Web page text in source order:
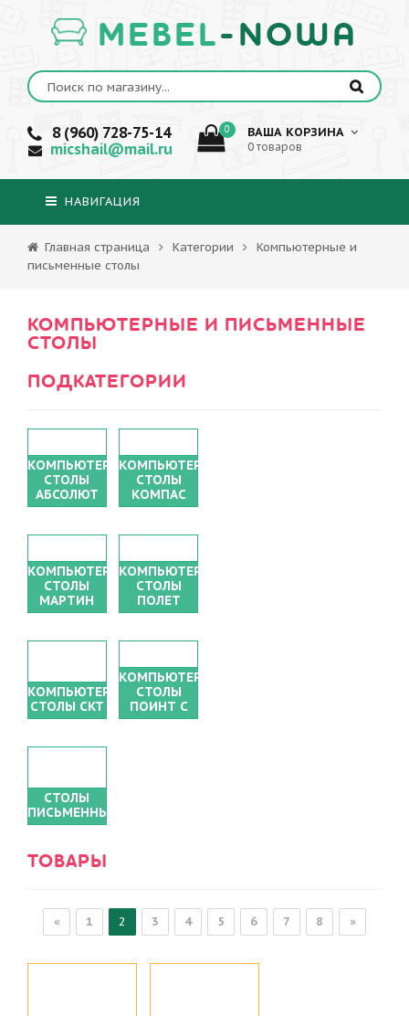
MEBEL-NOWA
8 (960) 728-75-14
micshail@mail.ru
0 ВАША КОРЗИНА
0 товаров
НАВИГАЦИЯ
Главная страница Категории
Компьютерные и
письменные столы
КОМПЬЮТЕРНЫЕ И ПИСЬМЕННЫЕ
СТОЛЫ
ПОДКАТЕГОРИИ
КОМПЬЮТЕРНЫЕ
СТОЛЫ
АБСОЛЮТ
КОМПЬЮТЕРНЫЕ
СТОЛЫ
КОМПАС
КОМПЬЮТЕРНЫЕ
СТОЛЫ
МАРТИН
КОМПЬЮТЕРНЫЕ
СТОЛЫ
ПОЛЕТ
КОМПЬЮТЕРНЫЕ
СТОЛЫ СКТ
КОМПЬЮТЕРНЫЕ
СТОЛЫ
ПОИНТ С
СТОЛЫ
ПИСЬМЕННЫЕ
ТОВАРЫ
« 1 2 3 4 5 6 7 8 »